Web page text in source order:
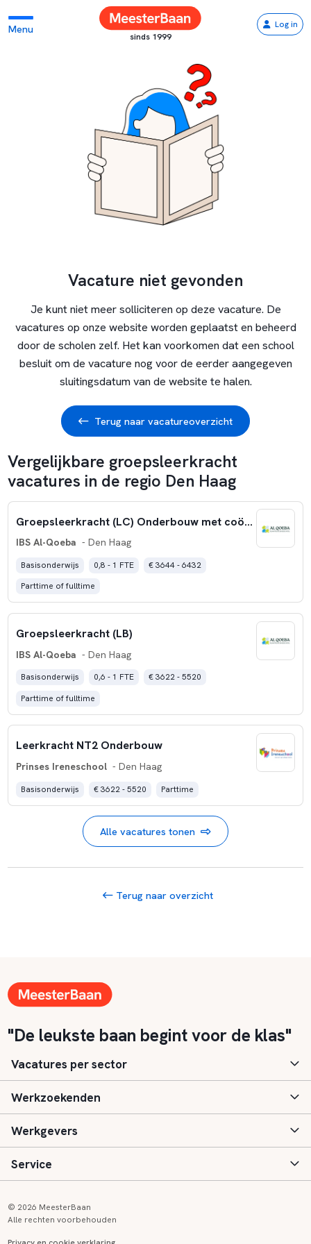
Menu
sinds 1999
Log in
Vacature niet gevonden
Je kunt niet meer solliciteren op deze vacature. De
vacatures op onze website worden geplaatst en beheerd
door de scholen zelf. Het kan voorkomen dat een school
besluit om de vacature nog voor de eerder aangegeven
sluitingsdatum van de website te halen.
Terug naar vacatureoverzicht
Vergelijkbare groepsleerkracht
vacatures in de regio Den Haag
Groepsleerkracht (LC) Onderbouw met coördinerende taken
IBS Al-Qoeba - Den Haag
Basisonderwijs 0,8 - 1 FTE
€ 3644 - 6432
Parttime of fulltime
Groepsleerkracht (LB)
IBS Al-Qoeba - Den Haag
Basisonderwijs 0,6 - 1 FTE
€ 3622 - 5520
Parttime of fulltime
Leerkracht NT2 Onderbouw
Prinses Ireneschool - Den Haag
Basisonderwijs € 3622 - 5520 Parttime
Alle vacatures tonen
Terug naar overzicht
"De leukste baan begint voor de klas"
Vacatures per sector
Basisonderwijs
Speciaal (basis) onderwijs
Voortgezet onderwijs
Werkzoekenden
Aanmelden
Vacatures
Werkgevers
Inloggen
Service
© 2026 MeesterBaan
Alle rechten voorbehouden